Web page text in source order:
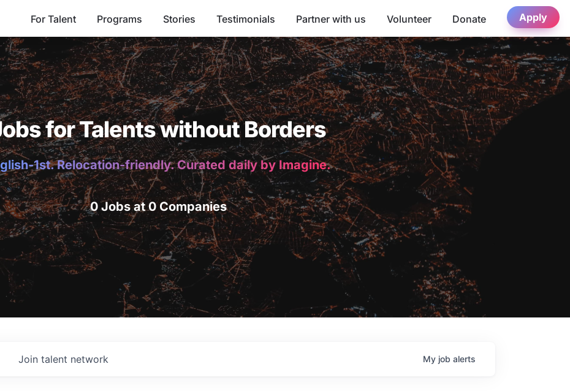
For Talent Programs Stories Testimonials Partner with us Volunteer Donate Apply
for Talents without Borders
1st. Relocation-friendly. Curated daily by Imagine.
0 Jobs at 0 Companies
Join talent network My job alerts